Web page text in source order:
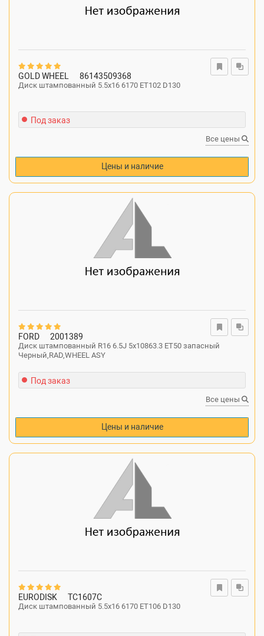
GOLD WHEEL 86143509368
Диск штампованный 5.5x16 6170 ET102 D130
Под заказ
Все цены
Цены и наличие
FORD 2001389
Диск штампованный R16 6.5J 5x10863.3 ET50 запасный
Черный,RAD,WHEEL ASY
Под заказ
Все цены
Цены и наличие
EURODISK TC1607C
Диск штампованный 5.5x16 6170 ET106 D130